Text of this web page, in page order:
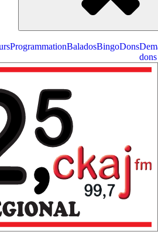
ProgrammationBaladosBingoDons
dons